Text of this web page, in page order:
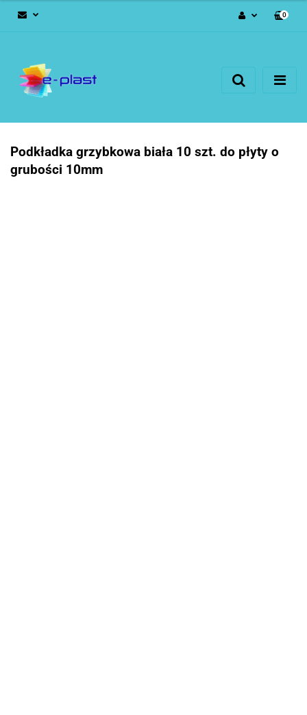
Dodaj zgłoszenie
0
Podkładka grzybkowa biała 10 szt. do płyty o
grubości 10mm